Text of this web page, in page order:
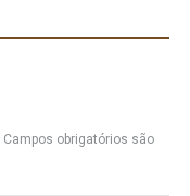
Campos obrigatórios são